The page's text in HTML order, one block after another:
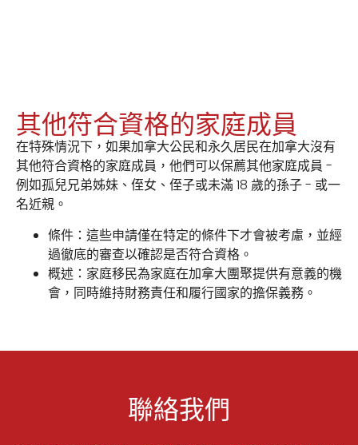
其他符合資格的家庭成員
在特殊情況下，如果加拿大公民和永久居民在加拿大沒有
其他符合資格的家庭成員，他們可以保薦其他家庭成員 -
例如孤兒兄弟姊妹、侄女、侄子或未滿 18 歲的孫子 - 或一
名近親。
條件： 這些申請僅在特定的條件下才會被考慮，並經
過徹底的審查以確認是否符合資格。
概述： 家庭移民為家庭在加拿大團聚提供有意義的機
會，同時維持財務責任和履行國家的擔保義務。
聯絡我們